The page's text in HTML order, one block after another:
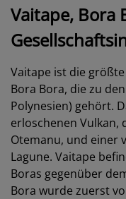
Vaitape, Bora
Vaitape ist die
Bora Bora, die zu
Polynesien) gehört.
erloschenen Vulkan,
Otemanu, und einer
Lagune. Vaitape
Boras gegenüber
Bora wurde zuerst